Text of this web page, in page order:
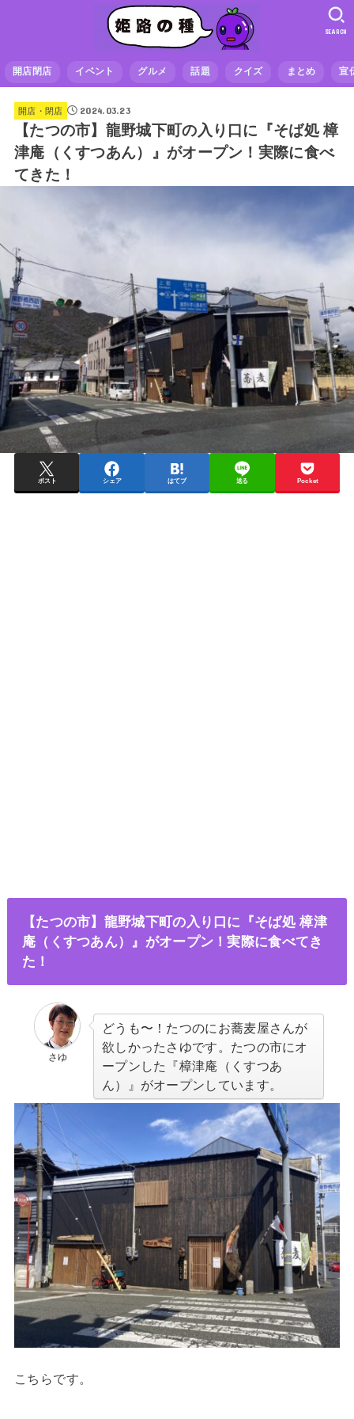
開店閉店 イベント グルメ 話題 クイズ まとめ 宣
SEARCH
開店・閉店 2024.03.23
【たつの市】龍野城下町の入り口に『そば処 樟
津庵（くすつあん）』がオープン！実際に食べ
てきた！
ポスト シェア はてブ 送る Pocket
【たつの市】龍野城下町の入り口に『そば処 樟津
庵（くすつあん）』がオープン！実際に食べてき
た！
さゆ
どうも〜！たつのにお蕎麦屋さんが
欲しかったさゆです。たつの市にオ
ープンした『樟津庵（くすつあ
ん）』がオープンしています。
こちらです。